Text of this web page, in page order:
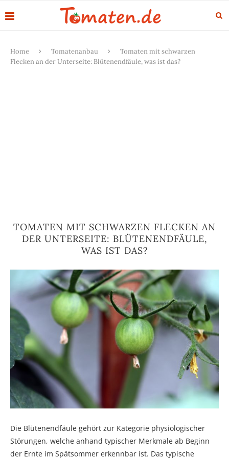
Home Tomatenanbau
Tomaten mit schwarzen
Flecken an der Unterseite: Blütenendfäule, was ist das?
TOMATEN MIT SCHWARZEN FLECKEN AN
DER UNTERSEITE: BLÜTENENDFÄULE,
WAS IST DAS?
Die Blütenendfäule gehört zur Kategorie physiologischer
Störungen, welche anhand typischer Merkmale ab Beginn
der Ernte im Spätsommer erkennbar ist. Das typische